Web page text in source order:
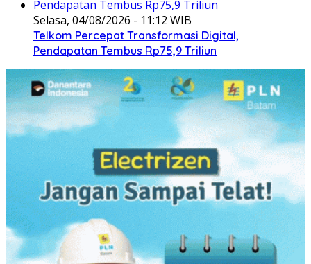
Selasa, 04/08/2026 - 11:12 WIB
Telkom Percepat Transformasi Digital,
Pendapatan Tembus Rp75,9 Triliun